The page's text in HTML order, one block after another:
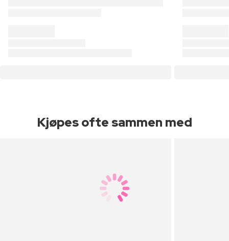
Kjøpes ofte sammen med